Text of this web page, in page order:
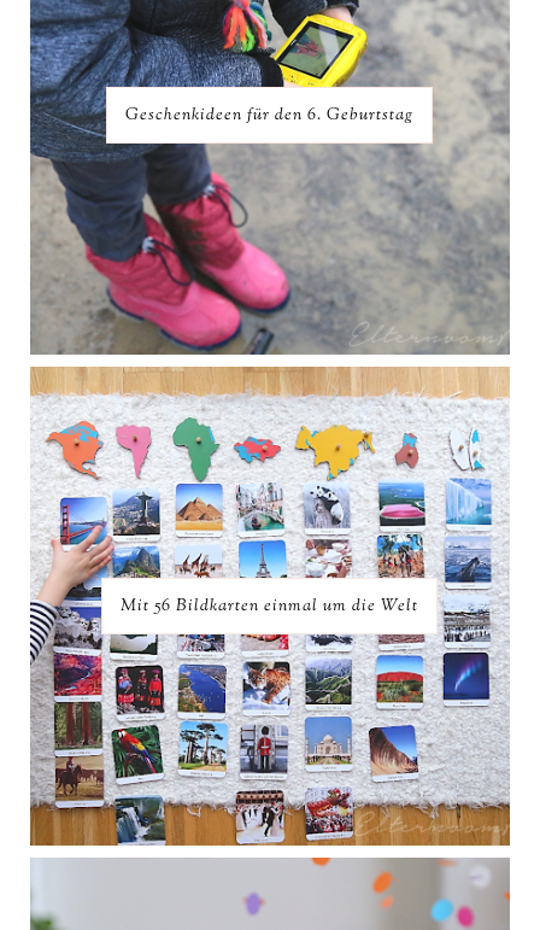
Geschenkideen für den 6. Geburtstag
Mit 56 Bildkarten einmal um die Welt